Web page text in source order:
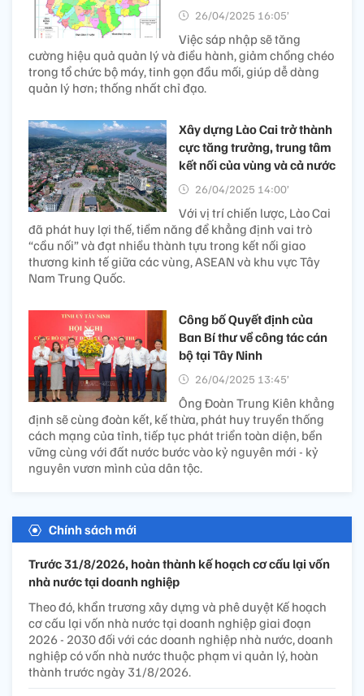
26/04/2025 16:05’
Việc sáp nhập sẽ tăng
cường hiệu quả quản lý và điều hành, giảm chồng chéo
trong tổ chức bộ máy, tinh gọn đầu mối, giúp dễ dàng
quản lý hơn; thống nhất chỉ đạo.
Xây dựng Lào Cai trở thành
cực tăng trưởng, trung tâm
kết nối của vùng và cả nước
26/04/2025 14:00’
Với vị trí chiến lược, Lào Cai
đã phát huy lợi thế, tiềm năng để khẳng định vai trò
“cầu nối” và đạt nhiều thành tựu trong kết nối giao
thương kinh tế giữa các vùng, ASEAN và khu vực Tây
Nam Trung Quốc.
Công bố Quyết định của
Ban Bí thư về công tác cán
bộ tại Tây Ninh
26/04/2025 13:45’
Ông Đoàn Trung Kiên khẳng
định sẽ cùng đoàn kết, kế thừa, phát huy truyền thống
cách mạng của tỉnh, tiếp tục phát triển toàn diện, bền
vững cùng với đất nước bước vào kỷ nguyên mới - kỷ
nguyên vươn mình của dân tộc.
Chính sách mới
Trước 31/8/2026, hoàn thành kế hoạch cơ cấu lại vốn
nhà nước tại doanh nghiệp
Theo đó, khẩn trương xây dựng và phê duyệt Kế hoạch
cơ cấu lại vốn nhà nước tại doanh nghiệp giai đoạn
2026 - 2030 đối với các doanh nghiệp nhà nước, doanh
nghiệp có vốn nhà nước thuộc phạm vi quản lý, hoàn
thành trước ngày 31/8/2026.